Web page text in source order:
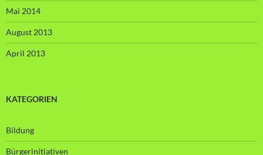
Mai 2014
August 2013
April 2013
KATEGORIEN
Bildung
Bürgerinitiativen